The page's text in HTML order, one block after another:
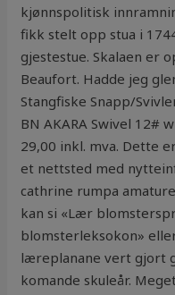
kjønnspolitisk
fikk stelt opp stua i
gjestestue. Skalaen er
Beaufort. Hadde jeg
Stangfiske Snapp/
BN AKARA Swivel 12#
29,00 inkl. mva. Dette
et nettsted med
cathrine rumpa
kan si «Lær
blomsterleksokon»
læreplanane vert gjort
komande skuleår.